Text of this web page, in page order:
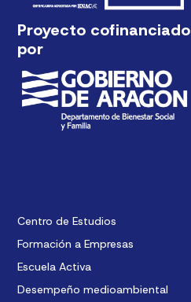
Centro de Estudios
Formación a Empresas
Escuela Activa
Desempeño medioambiental
Proyecto cofinanciado
por